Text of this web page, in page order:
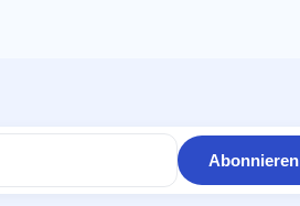
Abonnieren